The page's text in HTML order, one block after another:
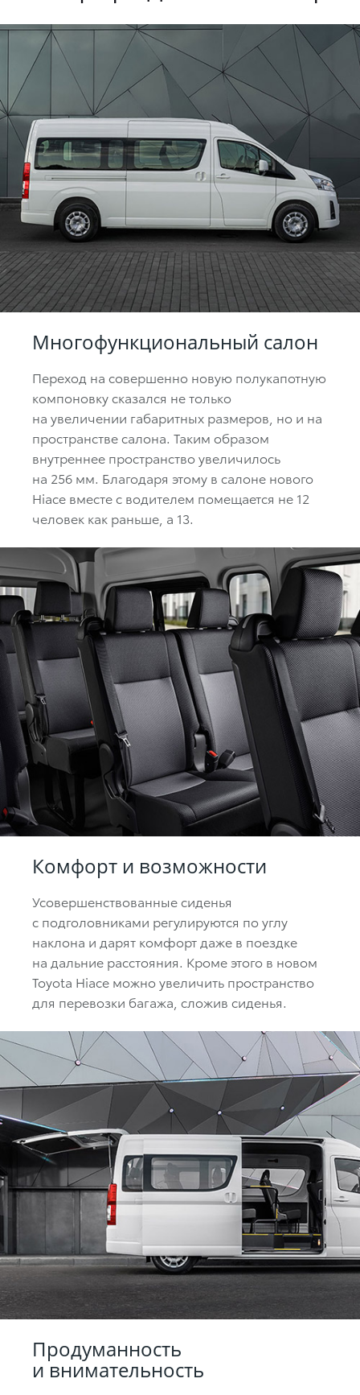
Многофункциональный салон
Переход на совершенно новую полукапотную
компоновку сказался не только
на увеличении габаритных размеров, но и на
пространстве салона. Таким образом
внутреннее пространство увеличилось
на 256 мм. Благодаря этому в салоне нового
Hiace вместе с водителем помещается не 12
человек как раньше, а 13.
Комфорт и возможности
Усовершенствованные сиденья
с подголовниками регулируются по углу
наклона и дарят комфорт даже в поездке
на дальние расстояния. Кроме этого в новом
Toyota Hiace можно увеличить пространство
для перевозки багажа, сложив сиденья.
Продуманность
и внимательность